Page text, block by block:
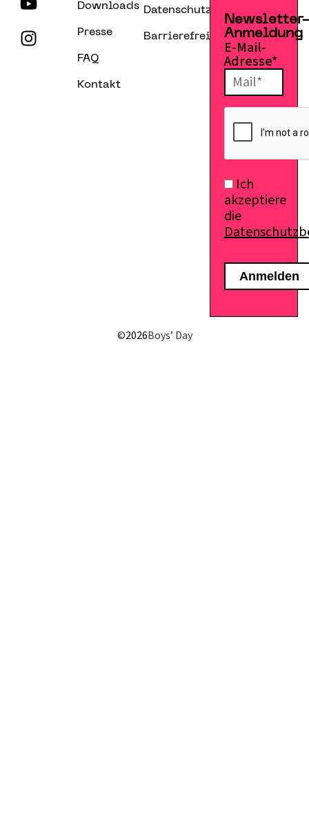
Downloads
Presse
FAQ
Kontakt
Datenschutzerklärung
Barrierefreiheitserklärung
Anmeldung
E-Mail-
Adresse*
Ich
akzeptiere
die
©2026Boys’ Day